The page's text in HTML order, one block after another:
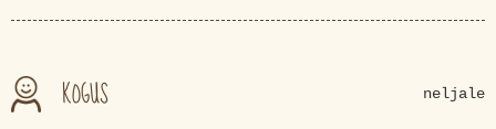
KOGUS neljale